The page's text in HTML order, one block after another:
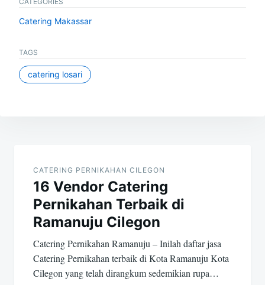
Catering Makassar
TAGS
catering losari
navigation
CATERING PERNIKAHAN CILEGON
16 Vendor Catering
Pernikahan Terbaik di
Ramanuju Cilegon
Catering Pernikahan Ramanuju – Inilah daftar jasa
Catering Pernikahan terbaik di Kota Ramanuju Kota
Cilegon yang telah dirangkum sedemikian rupa…